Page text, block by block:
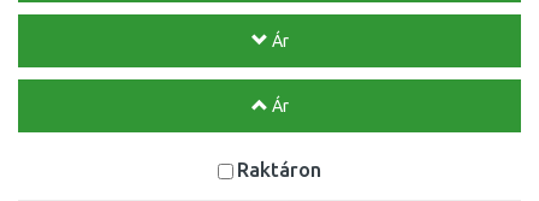
Ár
Ár
Raktáron